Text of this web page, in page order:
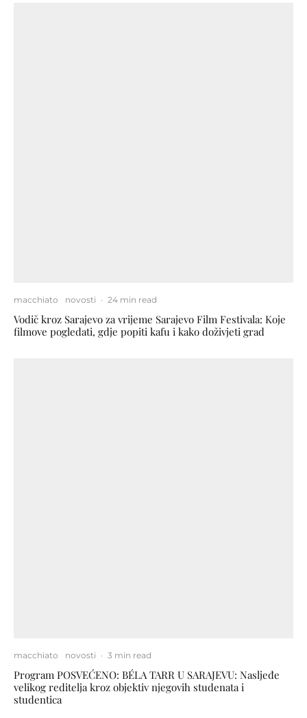
macchiato novosti · 24 min read
Vodič kroz Sarajevo za vrijeme Sarajevo Film Festivala: Koje
filmove pogledati, gdje popiti kafu i kako doživjeti grad
macchiato novosti · 3 min read
Program POSVEĆENO: BÉLA TARR U SARAJEVU: Nasljeđe
velikog reditelja kroz objektiv njegovih studenata i
studentica